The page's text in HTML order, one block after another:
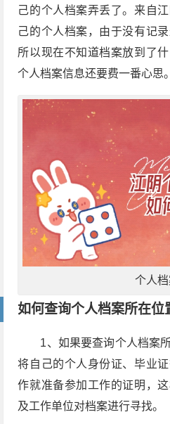
己的个人档案弄丢了。来自
己的个人档案，由于没有记
所以现在不知道档案放到了
个人档案信息还要费一番心思。
个人
如何查询个人档案所在位
1、如果要查询个人档案
将自己的个人身份证、毕业
作就准备参加工作的证明，
及工作单位对档案进行寻找。